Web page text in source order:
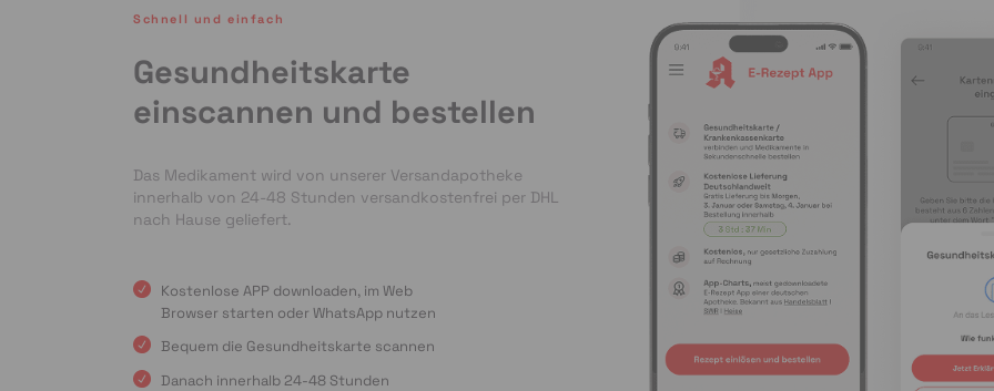
Schnell und einfach
Gesundheitskarte
einscannen und bestellen
Das Medikament wird von unserer Versandapotheke
innerhalb von 24-48 Stunden versandkostenfrei per DHL
nach Hause geliefert.
Kostenlose APP downloaden, im Web
Browser starten oder WhatsApp nutzen
Bequem die Gesundheitskarte scannen
Danach innerhalb 24-48 Stunden